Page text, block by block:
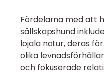
Fördelarna med att
sällskapshund
lojala natur, deras
olika
och fokuserade